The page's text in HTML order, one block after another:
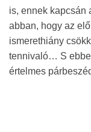
is, ennek kapcsán
abban, hogy az
ismerethiány
tennivaló… S
értelmes